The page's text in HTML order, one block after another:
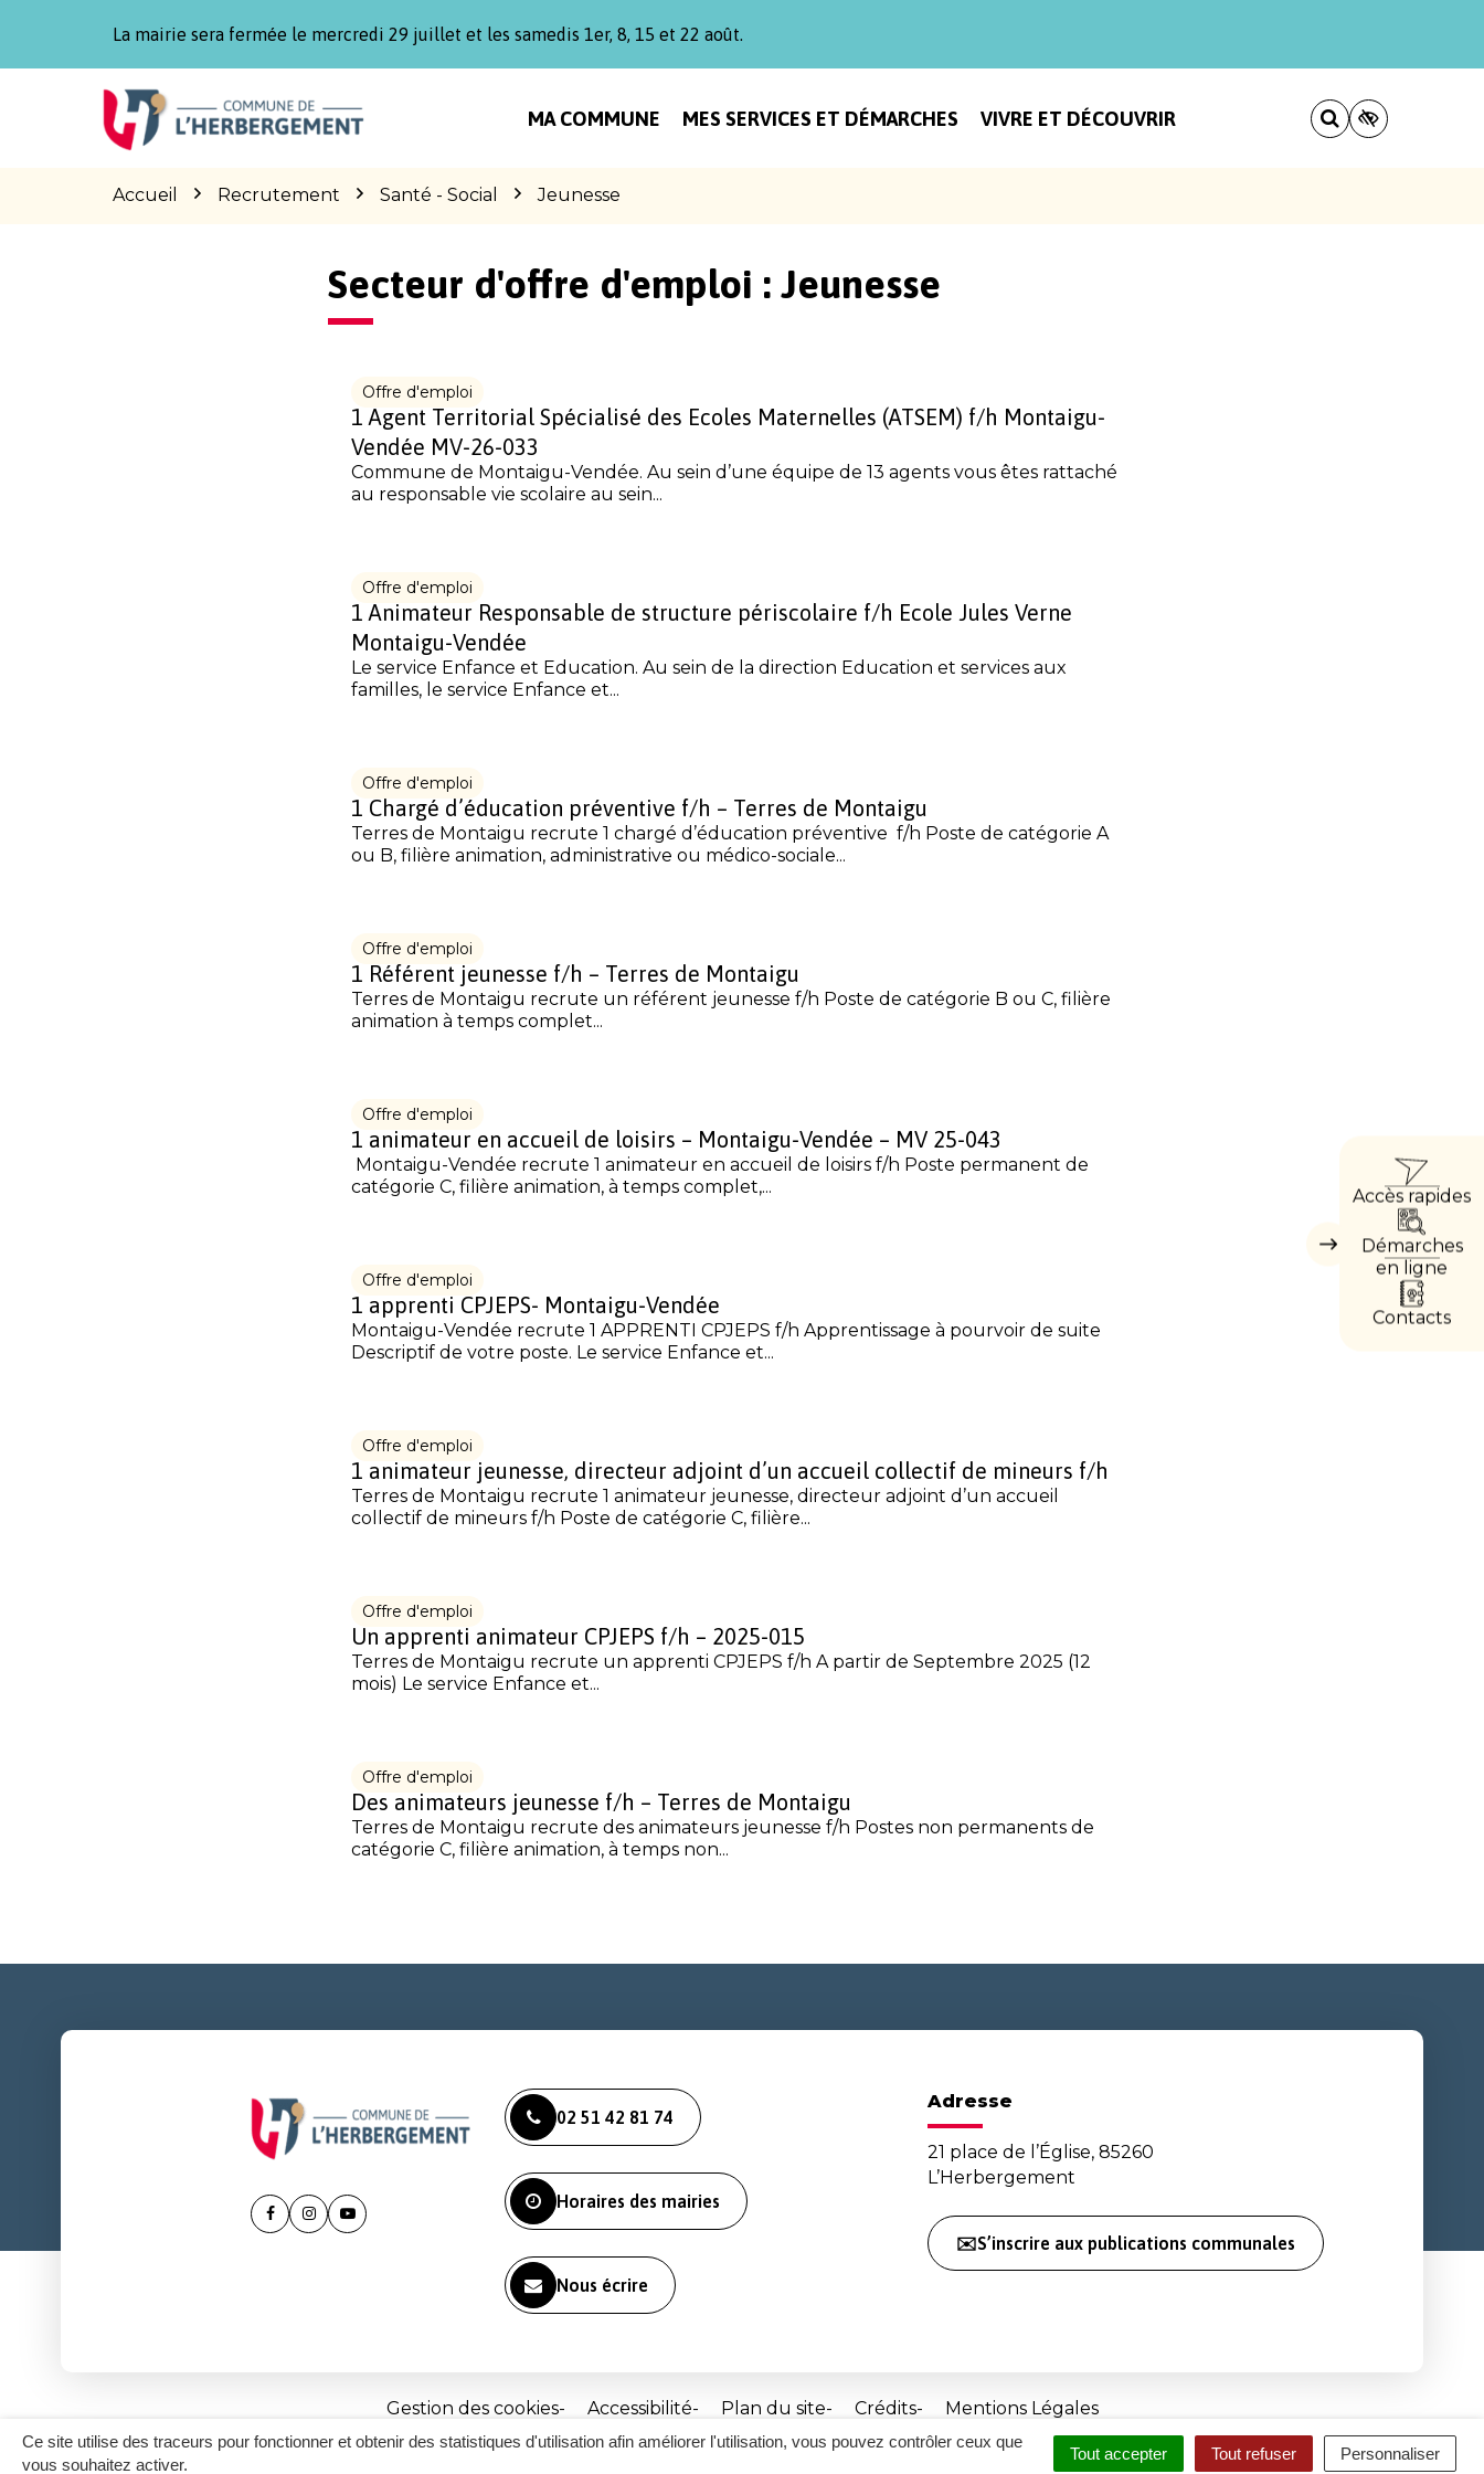
Ce site utilise des traceurs pour fonctionner et obtenir des statistiques d'utilisation afin améliorer l'utilisation, vous pouvez contrôler ceux que
vous souhaitez activer.
Tout accepter Tout refuser Personnaliser
La mairie sera fermée le mercredi 29 juillet et les samedis 1er, 8, 15 et 22 août.
MA COMMUNE MES SERVICES ET DÉMARCHES VIVRE ET DÉCOUVRIR
Accueil Recrutement Santé - Social Jeunesse
Masquer
Accès rapides
Démarches
en ligne
Contacts
Secteur d'offre d'emploi : Jeunesse
Offre d'emploi
1 Agent Territorial Spécialisé des Ecoles Maternelles (ATSEM) f/h Montaigu-
Vendée MV-26-033
Commune de Montaigu-Vendée. Au sein d’une équipe de 13 agents vous êtes rattaché
au responsable vie scolaire au sein...
Offre d'emploi
1 Animateur Responsable de structure périscolaire f/h Ecole Jules Verne
Montaigu-Vendée
Le service Enfance et Education. Au sein de la direction Education et services aux
familles, le service Enfance et...
Offre d'emploi
1 Chargé d’éducation préventive f/h – Terres de Montaigu
Terres de Montaigu recrute 1 chargé d’éducation préventive f/h Poste de catégorie A
ou B, filière animation, administrative ou médico-sociale...
Offre d'emploi
1 Référent jeunesse f/h – Terres de Montaigu
Terres de Montaigu recrute un référent jeunesse f/h Poste de catégorie B ou C, filière
animation à temps complet...
Offre d'emploi
1 animateur en accueil de loisirs – Montaigu-Vendée – MV 25-043
Montaigu-Vendée recrute 1 animateur en accueil de loisirs f/h Poste permanent de
catégorie C, filière animation, à temps complet,...
Offre d'emploi
1 apprenti CPJEPS- Montaigu-Vendée
Montaigu-Vendée recrute 1 APPRENTI CPJEPS f/h Apprentissage à pourvoir de suite
Descriptif de votre poste. Le service Enfance et...
Offre d'emploi
1 animateur jeunesse, directeur adjoint d’un accueil collectif de mineurs f/h
Terres de Montaigu recrute 1 animateur jeunesse, directeur adjoint d’un accueil
collectif de mineurs f/h Poste de catégorie C, filière...
Offre d'emploi
Un apprenti animateur CPJEPS f/h – 2025-015
Terres de Montaigu recrute un apprenti CPJEPS f/h A partir de Septembre 2025 (12
mois) Le service Enfance et...
Offre d'emploi
Des animateurs jeunesse f/h – Terres de Montaigu
Terres de Montaigu recrute des animateurs jeunesse f/h Postes non permanents de
catégorie C, filière animation, à temps non...
Lien Lien Lien
02 51 42 81 74
Horaires des mairies
Nous écrire
Adresse
21 place de l’Église, 85260
L’Herbergement
✉️S’inscrire aux publications communales
Gestion des cookies Accessibilité Plan du site Crédits Mentions Légales